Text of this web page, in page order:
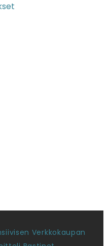
Verkkokaupan